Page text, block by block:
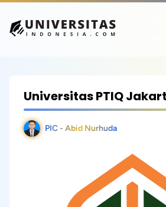
Universitas PTIQ
PIC - Abid Nurhuda